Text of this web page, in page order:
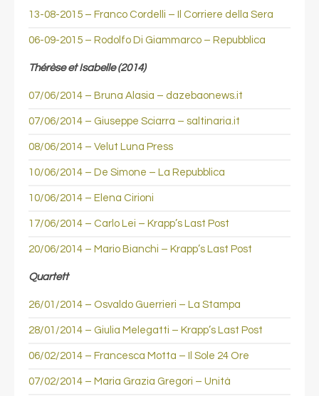
13-08-2015 – Franco Cordelli – Il Corriere della Sera
06-09-2015 – Rodolfo Di Giammarco – Repubblica
Thérèse et Isabelle (2014)
07/06/2014 – Bruna Alasia – dazebaonews.it
07/06/2014 – Giuseppe Sciarra – saltinaria.it
08/06/2014 – Velut Luna Press
10/06/2014 – De Simone – La Repubblica
10/06/2014 – Elena Cirioni
17/06/2014 – Carlo Lei – Krapp’s Last Post
20/06/2014 – Mario Bianchi – Krapp’s Last Post
Quartett
26/01/2014 – Osvaldo Guerrieri – La Stampa
28/01/2014 – Giulia Melegatti – Krapp’s Last Post
06/02/2014 – Francesca Motta – Il Sole 24 Ore
07/02/2014 – Maria Grazia Gregori – Unità